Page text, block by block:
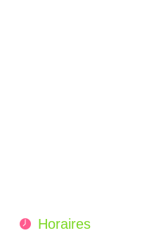
Horaires